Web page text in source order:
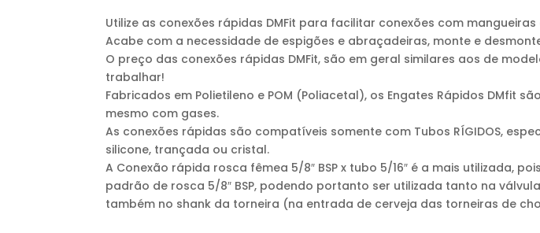
Utilize as conexões rápidas DMFit para facilitar conexões com mangueiras
Acabe com a necessidade de espigões e abraçadeiras, monte e
O preço das conexões rápidas DMFit, são em geral similares aos de
trabalhar!
Fabricados em Polietileno e POM (Poliacetal), os Engates Rápidos DMfit
mesmo com gases.
As conexões rápidas são compatíveis somente com Tubos RÍGIDOS,
silicone, trançada ou cristal.
A Conexão rápida rosca fêmea 5/8″ BSP x tubo 5/16″ é a mais utilizada,
padrão de rosca 5/8″ BSP, podendo portanto ser utilizada tanto na
também no shank da torneira (na entrada de cerveja das torneiras de